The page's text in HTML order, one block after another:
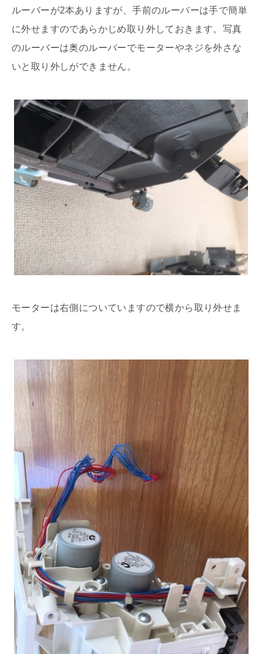
ルーバーが2本ありますが、手前のルーバーは手で簡単
に外せますのであらかじめ取り外しておきます。写真
のルーバーは奥のルーバーでモーターやネジを外さな
いと取り外しができません。
モーターは右側についていますので横から取り外せま
す。